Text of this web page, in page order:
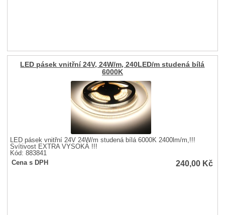
LED pásek vnitřní 24V, 24W/m, 240LED/m studená bílá
6000K
LED pásek vnitřní 24V 24W/m studená bílá 6000K 2400lm/m,!!!
Svítivost EXTRA VYSOKÁ !!!
Kód: 883841
Cena s DPH
240,00 Kč